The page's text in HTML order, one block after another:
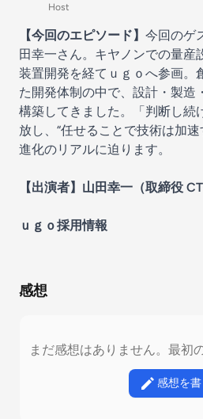
Host
【今回のエピソード】 今回のゲ
田幸一さん。キヤノンでの量産
装置開発を経てｕｇｏへ参画。
た開発体制の中で、設計・製造
構築してきました。「判断し続
放し、“任せることで技術は加
進化のリアルに迫ります。
【出演者】山田幸一（取締役
ｕｇｏ採用情報
感想
まだ感想はありません。最初
感想を書